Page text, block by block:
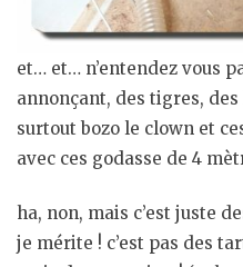
et… et… n’entendez vous
annonçant, des tigres,
surtout bozo le clown et
avec ces godasse de 4
ha, non, mais c’est juste
je mérite ! c’est pas des